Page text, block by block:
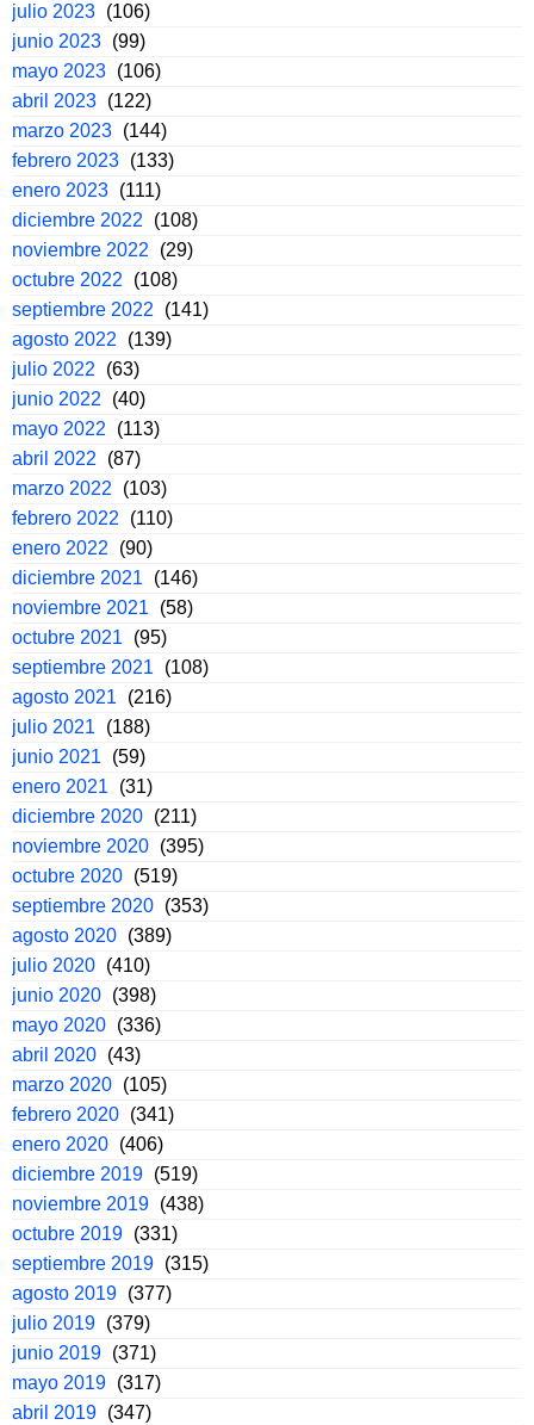
julio 2023 (106)
junio 2023 (99)
mayo 2023 (106)
abril 2023 (122)
marzo 2023 (144)
febrero 2023 (133)
enero 2023 (111)
diciembre 2022
(108)
noviembre 2022
(29)
octubre 2022
(108)
septiembre 2022
(141)
agosto 2022
(139)
julio 2022
(63)
junio 2022
(40)
mayo 2022
(113)
abril 2022
(87)
marzo 2022
(103)
febrero 2022
(110)
enero 2022
(90)
diciembre 2021
(146)
noviembre 2021
(58)
octubre 2021
(95)
septiembre 2021
(108)
agosto 2021
(216)
julio 2021
(188)
junio 2021
(59)
enero 2021
(31)
diciembre 2020 (211)
noviembre 2020 (395)
octubre 2020 (519)
septiembre 2020 (353)
agosto 2020 (389)
julio 2020 (410)
junio 2020 (398)
mayo 2020 (336)
abril 2020 (43)
marzo 2020 (105)
febrero 2020 (341)
enero 2020 (406)
diciembre 2019 (519)
noviembre 2019 (438)
octubre 2019 (331)
septiembre 2019 (315)
agosto 2019 (377)
julio 2019 (379)
junio 2019 (371)
mayo 2019 (317)
abril 2019 (347)